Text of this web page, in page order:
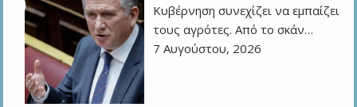
Κυβέρνηση συνεχίζει να εμπαίζει
τους αγρότες. Από το σκάν…
7 Αυγούστου, 2026